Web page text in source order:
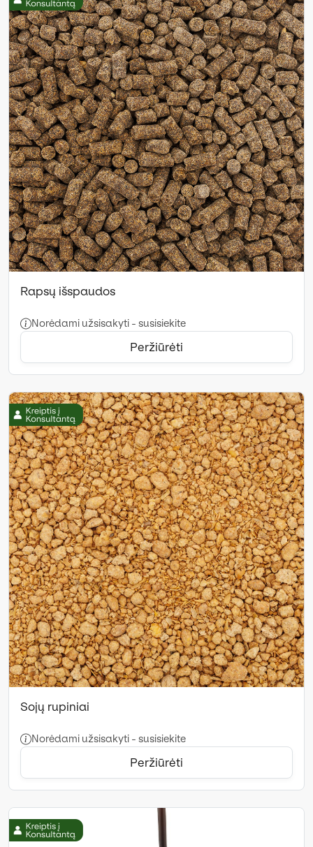
Rapsų išspaudos
Norėdami užsisakyti - susisiekite
Peržiūrėti
Sojų rupiniai
Norėdami užsisakyti - susisiekite
Peržiūrėti